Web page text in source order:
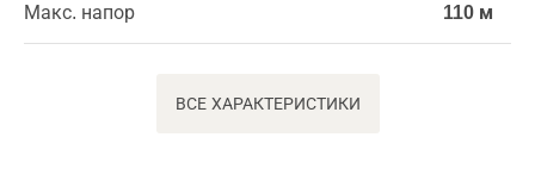
Макс. напор 110 м
ВСЕ ХАРАКТЕРИСТИКИ